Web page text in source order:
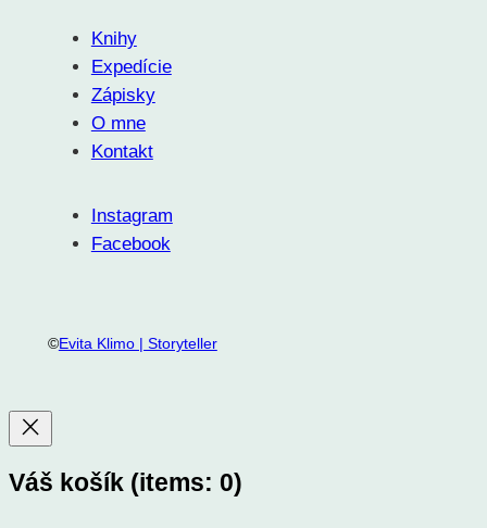
Knihy
Expedície
Zápisky
O mne
Kontakt
Instagram
Facebook
©Evita Klimo | Storyteller
Váš košík (items: 0)